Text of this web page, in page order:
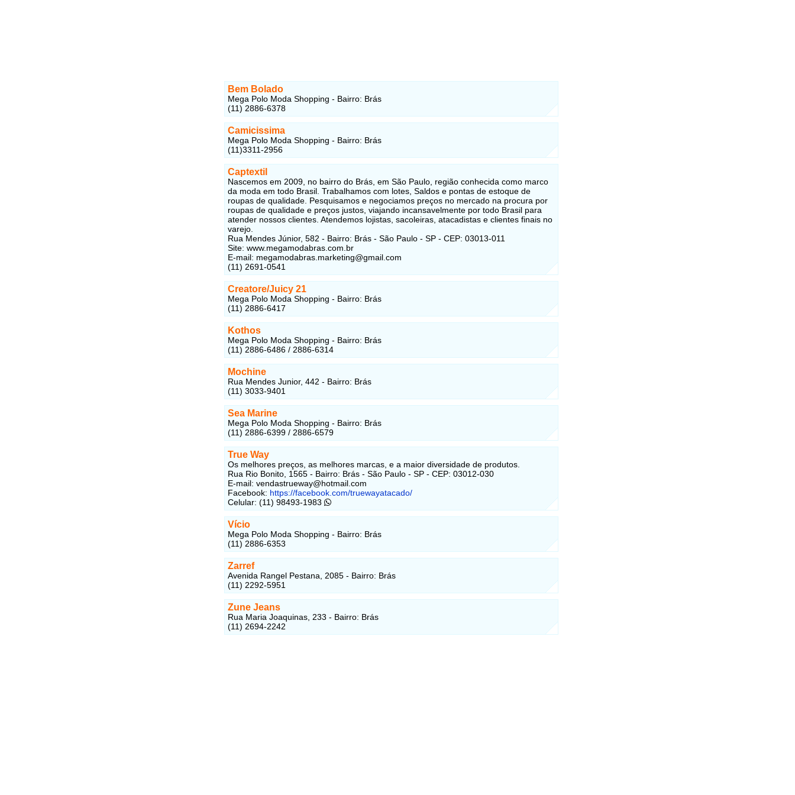
Bem Bolado
Mega Polo Moda Shopping - Bairro: Brás
(11) 2886-6378
Camicissima
Mega Polo Moda Shopping - Bairro: Brás
(11)3311-2956
Captextil
Nascemos em 2009, no bairro do Brás, em São Paulo, região conhecida como marco
da moda em todo Brasil. Trabalhamos com lotes, Saldos e pontas de estoque de
roupas de qualidade. Pesquisamos e negociamos preços no mercado na procura por
roupas de qualidade e preços justos, viajando incansavelmente por todo Brasil para
atender nossos clientes. Atendemos lojistas, sacoleiras, atacadistas e clientes finais no
varejo.
Rua Mendes Júnior, 582 - Bairro: Brás - São Paulo - SP - CEP: 03013-011
Site: www.megamodabras.com.br
E-mail: megamodabras.marketing@gmail.com
(11) 2691-0541
Creatore/Juicy 21
Mega Polo Moda Shopping - Bairro: Brás
(11) 2886-6417
Kothos
Mega Polo Moda Shopping - Bairro: Brás
(11) 2886-6486 / 2886-6314
Mochine
Rua Mendes Junior, 442 - Bairro: Brás
(11) 3033-9401
Sea Marine
Mega Polo Moda Shopping - Bairro: Brás
(11) 2886-6399 / 2886-6579
True Way
Os melhores preços, as melhores marcas, e a maior diversidade de produtos.
Rua Rio Bonito, 1565 - Bairro: Brás - São Paulo - SP - CEP: 03012-030
E-mail: vendastrueway@hotmail.com
Facebook: https://facebook.com/truewayatacado/
Celular: (11) 98493-1983
Vício
Mega Polo Moda Shopping - Bairro: Brás
(11) 2886-6353
Zarref
Avenida Rangel Pestana, 2085 - Bairro: Brás
(11) 2292-5951
Zune Jeans
Rua Maria Joaquinas, 233 - Bairro: Brás
(11) 2694-2242